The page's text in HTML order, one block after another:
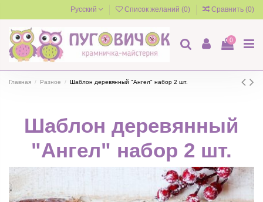
Русский Список желаний (0) Сравнить (0)
0
Главная Разное Шаблон деревянный "Ангел" набор 2 шт.
Шаблон деревянный
"Ангел" набор 2 шт.